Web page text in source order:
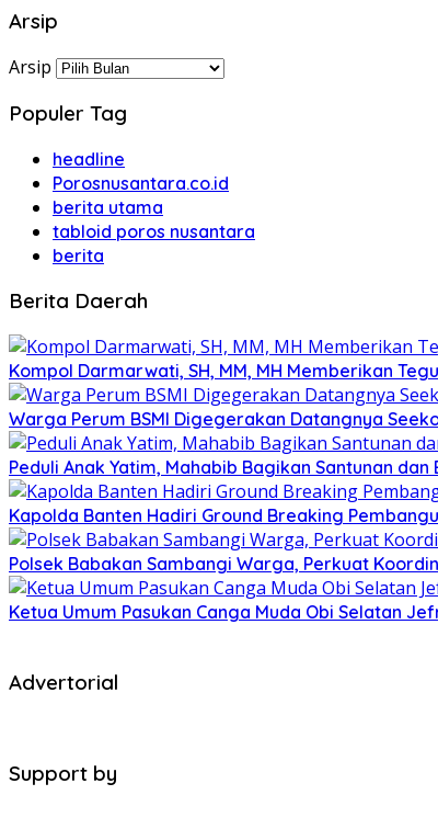
Arsip
Arsip
Populer Tag
headline
Porosnusantara.co.id
berita utama
tabloid poros nusantara
berita
Berita Daerah
Kompol Darmarwati, SH, MM, MH Memberikan
Warga Perum BSMI Digegerakan Datangnya
Peduli Anak Yatim, Mahabib Bagikan Santunan
Kapolda Banten Hadiri Ground Breaking
Polsek Babakan Sambangi Warga, Perkuat
Ketua Umum Pasukan Canga Muda Obi Selatan
Advertorial
Support by